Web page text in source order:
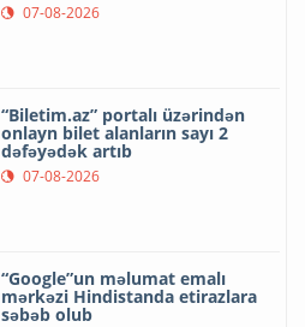
07-08-2026
“Biletim.az” portalı üzərindən
onlayn bilet alanların sayı 2
dəfəyədək artıb
07-08-2026
“Google”un məlumat emalı
mərkəzi Hindistanda etirazlara
səbəb olub